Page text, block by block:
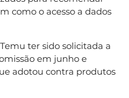
como o acesso a dados
ter sido solicitada a
em junho e
adotou contra produtos